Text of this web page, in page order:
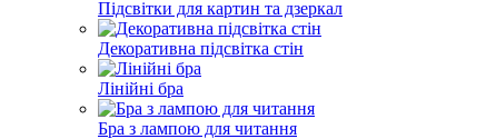
Підсвітки для картин та дзеркал
Декоративна підсвітка стін
Лінійні бра
Бра з лампою для читання